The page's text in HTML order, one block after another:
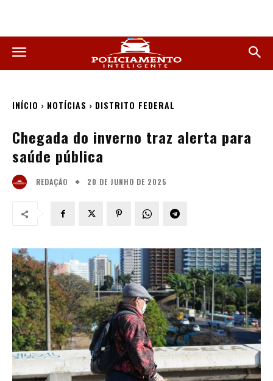
INÍCIO NOTÍCIAS DISTRITO FEDERAL
Chegada do inverno traz alerta para
saúde pública
REDAÇÃO 20 DE JUNHO DE 2025